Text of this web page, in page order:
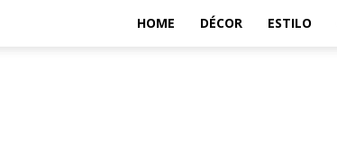
HOME DÉCOR ESTILO